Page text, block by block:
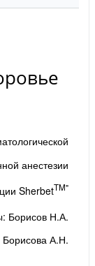
анестезии
SherbetTM"
Борисов Н.А.
Борисова А.Н.